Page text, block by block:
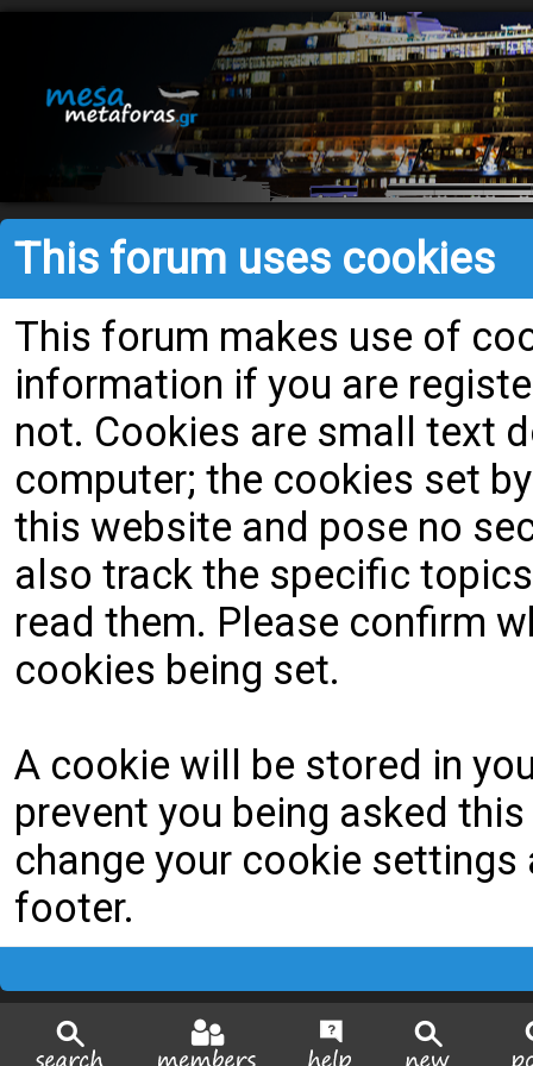
This forum uses cookies
This forum makes use of
information if you are
not. Cookies are small text
computer; the cookies set
this website and pose no
also track the specific
read them. Please confirm
cookies being set.
A cookie will be stored in
prevent you being asked
change your cookie
footer.